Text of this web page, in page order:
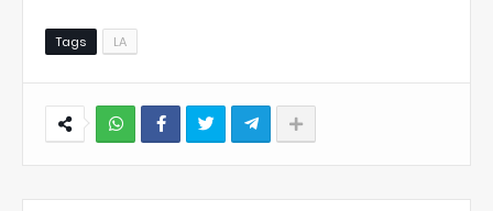
Tags LA